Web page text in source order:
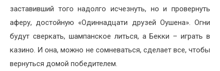
заставивший того надолго исчезнуть, но и провернуть
аферу, достойную «Одиннадцати друзей Оушена». Огни
будут сверкать, шампанское литься, а Бекки – играть в
казино. И она, можно не сомневаться, сделает все, чтобы
вернуться домой победителем.